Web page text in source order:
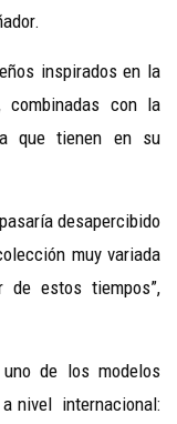
inspirados en la
combinadas con la
que tienen en su
desapercibido
muy variada
estos tiempos”,
de los modelos
nivel internacional: